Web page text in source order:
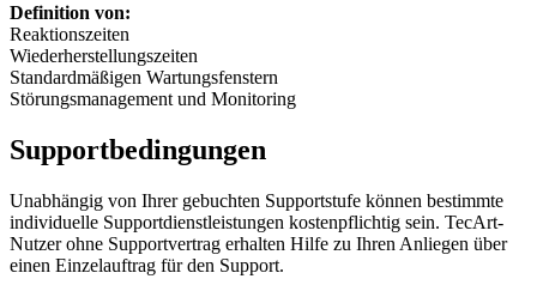
Definition von:
Reaktionszeiten
Wiederherstellungszeiten
Standardmäßigen Wartungsfenstern
Störungsmanagement und Monitoring
Supportbedingungen
Unabhängig von Ihrer gebuchten Supportstufe können bestimmte
individuelle Supportdienstleistungen kostenpflichtig sein. TecArt-
Nutzer ohne Supportvertrag erhalten Hilfe zu Ihren Anliegen über
einen Einzelauftrag für den Support.